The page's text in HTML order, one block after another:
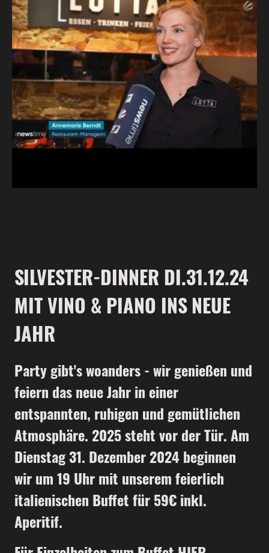
SILVESTER-DINNER DI.31.12.24
MIT VINO & PIANO INS NEUE
JAHR
Party gibt's woanders - wir genießen und
feiern das neue Jahr in einer
entspannten, ruhigen und gemütlichen
Atmosphäre. 2025 steht vor der Tür. Am
Dienstag 31. Dezember 2024 beginnen
wir um 19 Uhr mit unserem feierlich
italienischen Buffet für 59€ inkl.
Aperitif.